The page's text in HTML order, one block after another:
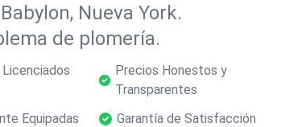
Nueva York.
de plomería.
Precios Honestos y
Transparentes
Equipadas Garantía de Satisfacción